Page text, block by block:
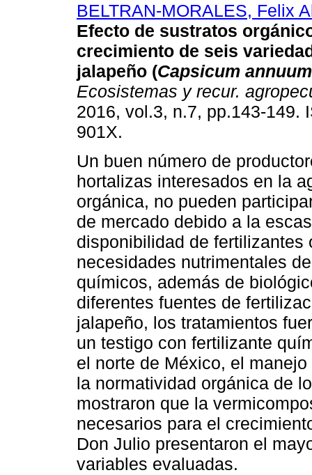
BELTRAN-MORALES, Felix
Efecto de sustratos
crecimiento de seis
jalapeño (Capsicum
Ecosistemas y recur.
2016, vol.3, n.7, pp.143-149.
901X.
Un buen número de
hortalizas interesados en la
orgánica, no pueden
de mercado debido a la
disponibilidad de
necesidades nutrimentales
químicos, además de
diferentes fuentes de
jalapeño, los tratamientos
un testigo con fertilizante
el norte de México, el
la normatividad orgánica de
mostraron que la
necesarios para el
Don Julio presentaron el
variables evaluadas.